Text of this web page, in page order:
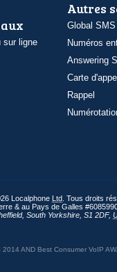
sur ligne
Autres
Global SMS
Numéros
Answering
Carte d'appel
Rappel
Localphone Ltd . Tous droits
& au Pays de Galles
, South Yorkshire S1 2DF,
2014 AND Best Consumer VoIP